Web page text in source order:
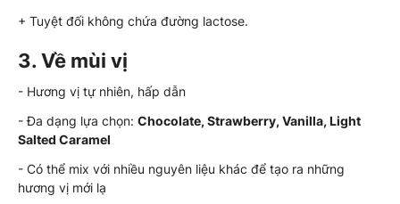
+ Tuyệt đối không chứa đường lactose.
3. Về mùi vị
- Hương vị tự nhiên, hấp dẫn
- Đa dạng lựa chọn: Chocolate, Strawberry, Vanilla, Light
Salted Caramel
- Có thể mix với nhiều nguyên liệu khác để tạo ra những
hương vị mới lạ